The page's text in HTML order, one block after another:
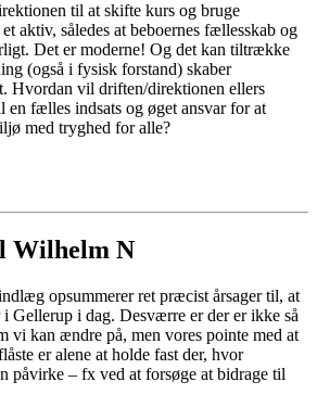
til at skifte kurs og bruge
aktiv, således at beboernes fællesskab og
Det er moderne! Og det kan tiltrække
(også i fysisk forstand) skaber
Hvordan vil driften/direktionen ellers
en fælles indsats og øget ansvar for at
med tryghed for alle?
Wilhelm N
opsummerer ret præcist årsager til, at
Gellerup i dag. Desværre er der er ikke så
vi kan ændre på, men vores pointe med at
er alene at holde fast der, hvor
påvirke – fx ved at forsøge at bidrage til